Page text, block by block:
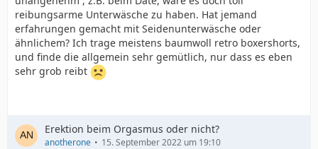
reibungsarme Unterwäsche zu haben. Hat jemand
erfahrungen gemacht mit Seidenunterwäsche oder
ähnlichem? Ich trage meistens baumwoll retro boxershorts,
und finde die allgemein sehr gemütlich, nur dass es eben
sehr grob reibt
Erektion beim Orgasmus oder nicht?
anotherone 15. September 2022 um 19:10